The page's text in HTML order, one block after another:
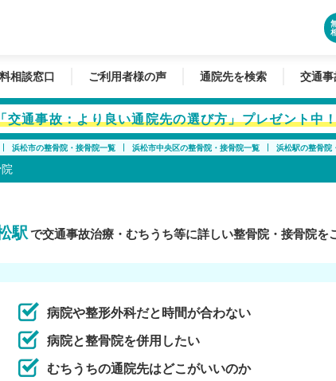
相談窓口 ご利用者様の声 通院先を検索 交通
交通事故：より良い通院先の選び方」プレゼント中
浜松市の整骨院・接骨院一覧 浜松市中央区の整骨院・接骨院一覧 浜松駅の整骨院
駅で交通事故治療・むちうち等に詳しい整骨院・接骨院を
病院や整形外科だと時間が合わない
病院と整骨院を併用したい
むちうちの通院先はどこがいいのか